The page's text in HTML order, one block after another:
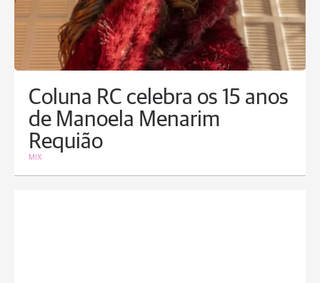
Coluna RC celebra os 15 anos
de Manoela Menarim
Requião
MIX